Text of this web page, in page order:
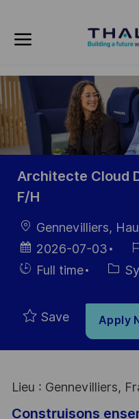
-
Architecte Cloud
F/H
LocationGennevilliers,
Posted
Date
2026-07-03
Id
HiringFull time
Save Apply
Lieu : Gennevilliers,
Construisons